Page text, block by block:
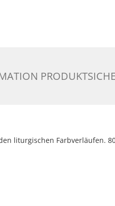
liturgischen Farbverläufen.